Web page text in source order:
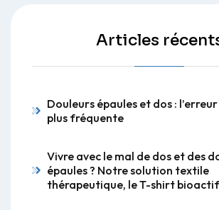
Articles
Douleurs épaules et dos :
plus fréquente
Vivre avec le mal de dos et des
épaules ? Notre solution textile
thérapeutique, le T-shirt bioactif